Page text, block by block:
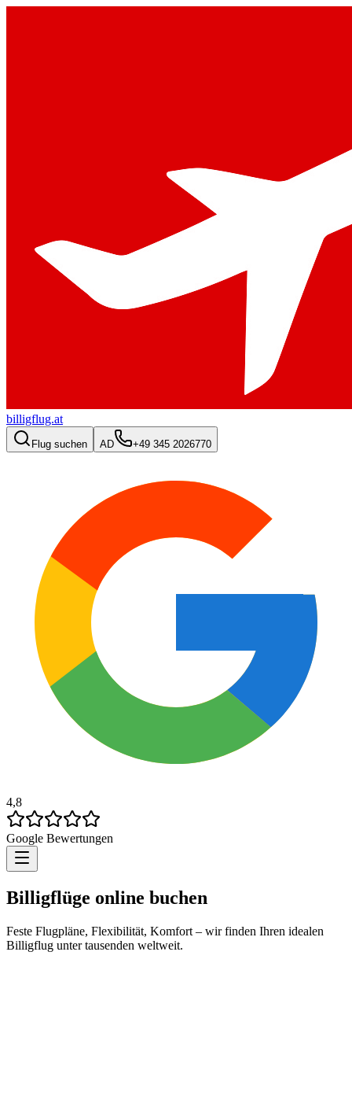
billigflug.at
Flug suchen AD +49 345 2026770
4,8
Google Bewertungen
Billigflüge online buchen
Feste Flugpläne, Flexibilität, Komfort – wir finden Ihren idealen
Billigflug unter tausenden weltweit.